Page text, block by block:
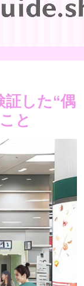
証した“偶
と